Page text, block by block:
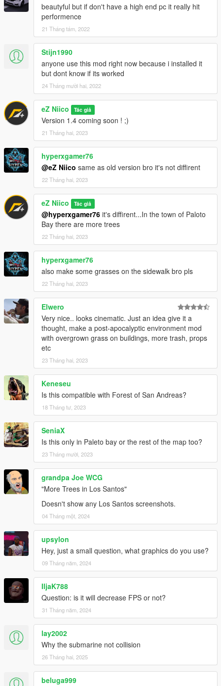
beautyful but if don't have a high end pc it really hit
performence
21 Tháng tám, 2022
Stijn1990
anyone use this mod right now because i installed it
but dont know if its worked
24 Tháng mười hai, 2022
eZ Niico Tác giả
Version 1.4 coming soon ! ;)
21 Tháng hai, 2023
hyperxgamer76
@eZ Niico same as old version bro it's not diffirent
22 Tháng hai, 2023
eZ Niico Tác giả
@hyperxgamer76 it's diffirent...In the town of Paloto
Bay there are more trees
22 Tháng hai, 2023
hyperxgamer76
also make some grasses on the sidewalk bro pls
22 Tháng hai, 2023
Elwero
Very nice.. looks cinematic. Just an idea give it a
thought, make a post-apocalyptic environment mod
with overgrown grass on buildings, more trash, props
etc
23 Tháng hai, 2023
Keneseu
Is this compatible with Forest of San Andreas?
18 Tháng tư, 2023
SeniaX
Is this only in Paleto bay or the rest of the map too?
23 Tháng mười, 2023
grandpa Joe WCG
"More Trees in Los Santos"
Doesn't show any Los Santos screenshots.
04 Tháng một, 2024
upsylon
Hey, just a small question, what graphics do you use?
09 Tháng năm, 2024
IljaK788
Question: is it will decrease FPS or not?
31 Tháng năm, 2024
lay2002
Why the submarine not collision
26 Tháng hai, 2025
beluga999